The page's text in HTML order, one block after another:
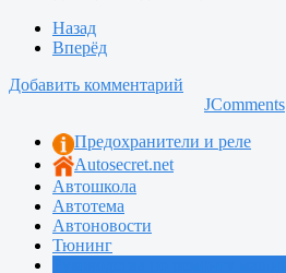
Назад
Вперёд
Добавить комментарий
JComments
Предохранители и реле
Autosecret.net
Автошкола
Автотема
Автоновости
Тюнинг